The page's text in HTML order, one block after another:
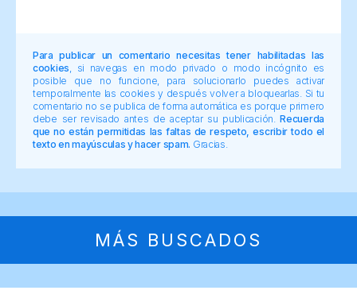
Para publicar un comentario necesitas tener habilitadas las
cookies , si navegas en modo privado o modo incógnito es
posible que no funcione, para solucionarlo puedes activar
temporalmente las cookies y después volver a bloquearlas. Si tu
comentario no se publica de forma automática es porque primero
debe ser revisado antes de aceptar su publicación.Recuerda
que no están permitidas las faltas de respeto, escribir todo el
texto en mayúsculas y hacer spam. Gracias.
MÁS BUSCADOS